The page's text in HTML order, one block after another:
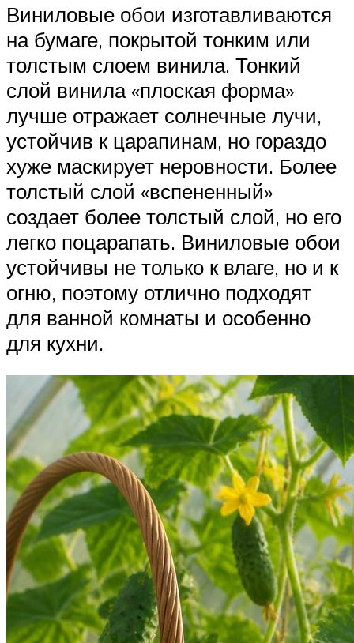
Виниловые обои изготавливаются
на бумаге, покрытой тонким или
толстым слоем винила. Тонкий
слой винила «плоская форма»
лучше отражает солнечные лучи,
устойчив к царапинам, но гораздо
хуже маскирует неровности. Более
толстый слой «вспененный»
создает более толстый слой, но его
легко поцарапать. Виниловые обои
устойчивы не только к влаге, но и к
огню, поэтому отлично подходят
для ванной комнаты и особенно
для кухни.